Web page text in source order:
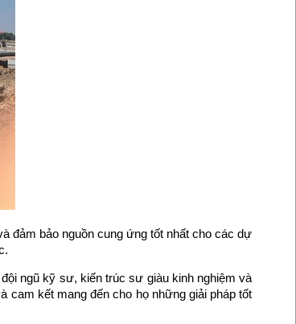
đảm bảo nguồn cung ứng tốt nhất cho các dự
ngũ kỹ sư, kiến trúc sư giàu kinh nghiệm và
cam kết mang đến cho họ những giải pháp tốt